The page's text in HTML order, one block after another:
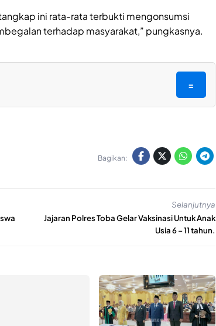
ini rata-rata terbukti mengonsumsi
terhadap masyarakat,” pungkasnya.
=
Bagikan:
Selanjutnya
Jajaran Polres Toba Gelar Vaksinasi Untuk Anak
Usia 6 – 11 tahun.